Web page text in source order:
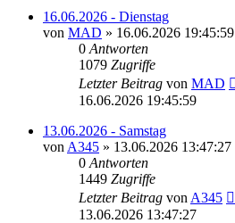
16.06.2026 - Dienstag
von MAD » 16.06.2026 19:45:59
0 Antworten
1079 Zugriffe
Letzter Beitrag von MAD
16.06.2026 19:45:59
13.06.2026 - Samstag
von A345 » 13.06.2026 13:47:27
0 Antworten
1449 Zugriffe
Letzter Beitrag von A345
13.06.2026 13:47:27